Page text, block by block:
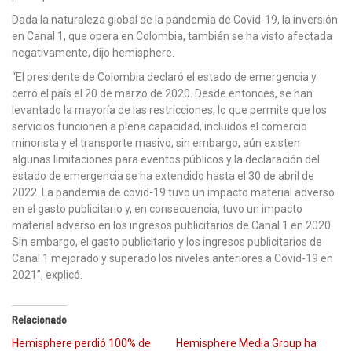
Dada la naturaleza global de la pandemia de Covid-19, la inversión
en Canal 1, que opera en Colombia, también se ha visto afectada
negativamente, dijo hemisphere.
“El presidente de Colombia declaró el estado de emergencia y
cerró el país el 20 de marzo de 2020. Desde entonces, se han
levantado la mayoría de las restricciones, lo que permite que los
servicios funcionen a plena capacidad, incluidos el comercio
minorista y el transporte masivo, sin embargo, aún existen
algunas limitaciones para eventos públicos y la declaración del
estado de emergencia se ha extendido hasta el 30 de abril de
2022. La pandemia de covid-19 tuvo un impacto material adverso
en el gasto publicitario y, en consecuencia, tuvo un impacto
material adverso en los ingresos publicitarios de Canal 1 en 2020.
Sin embargo, el gasto publicitario y los ingresos publicitarios de
Canal 1 mejorado y superado los niveles anteriores a Covid-19 en
2021”, explicó.
Relacionado
Hemisphere perdió 100% de
Hemisphere Media Group ha